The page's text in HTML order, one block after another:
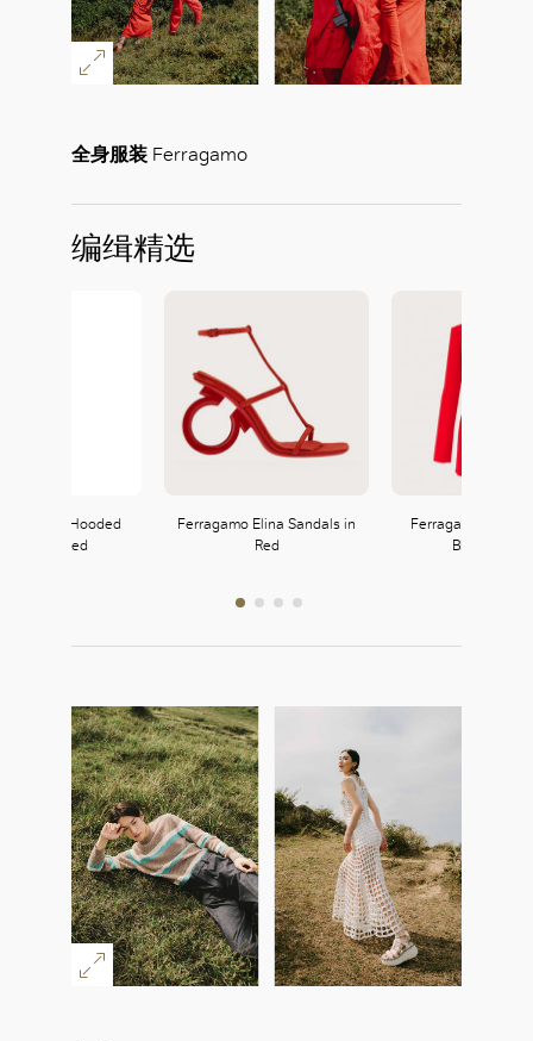
全身服装 Ferragamo
编缉精选
Light Hooded
in Red
Ferragamo Elina Sandals in
Red
Ferragamo
Blazer in